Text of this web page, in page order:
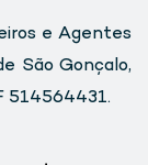
e Agentes
São Gonçalo,
514564431.